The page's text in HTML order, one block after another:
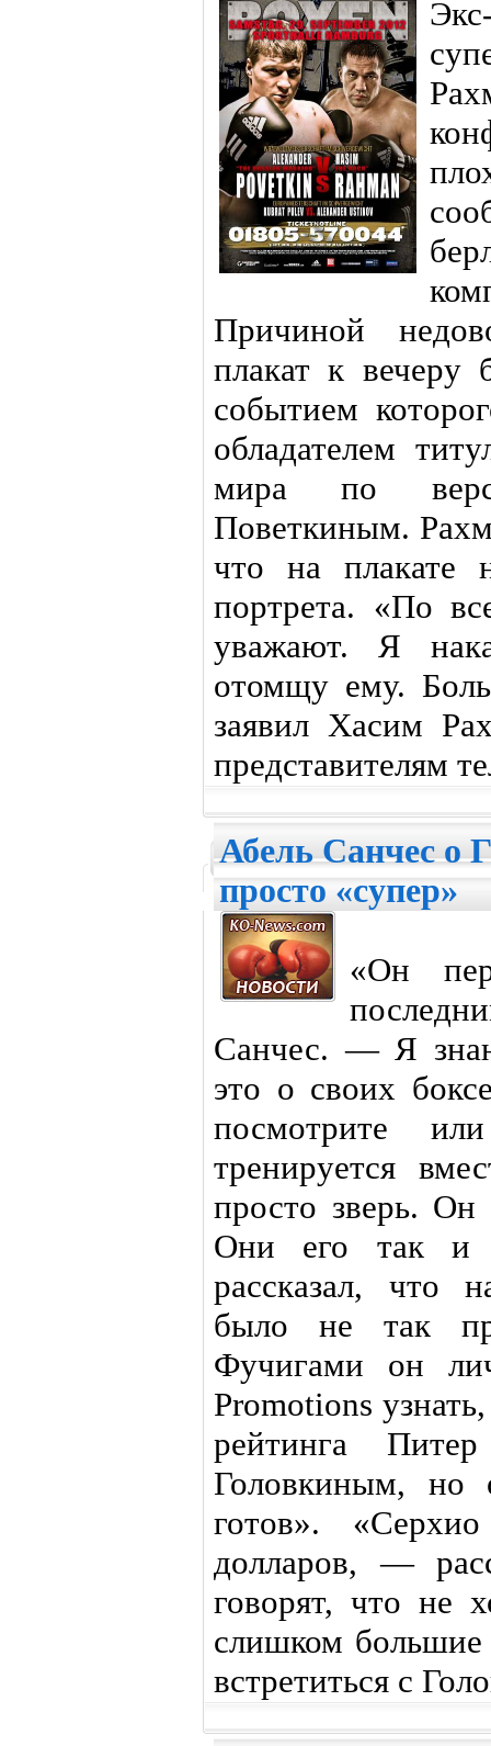
Причиной
плакат к вечеру
событием
обладателем
мира по
Поветкиным.
что на плакате
портрета. «По
уважают. Я
отомщу ему.
заявил Хасим
представителям
Абель Санчес о
просто «супер»
«Он
Санчес. — Я
это о своих
посмотрите
тренируется
просто зверь.
Они его так и
рассказал, что
было не так
Фучигами он
Promotions
рейтинга
Головкиным, но
готов».
долларов, —
говорят, что не
слишком большие
встретиться с